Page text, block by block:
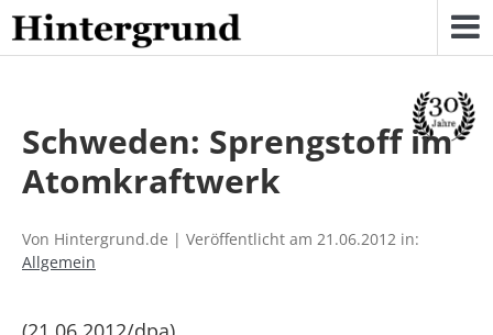
Skip
to
content
Schweden: Sprengstoff im
Atomkraftwerk
Von Hintergrund.de | Veröffentlicht am 21.06.2012 in:
Allgemein